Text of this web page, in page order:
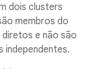
dois clusters
membros do
diretos e não são